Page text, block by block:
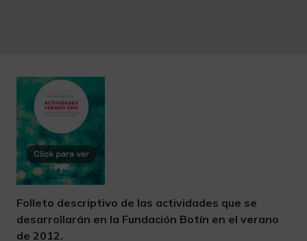
Folleto descriptivo de las actividades que se
desarrollarán en la Fundación Botín en el verano
de 2012.